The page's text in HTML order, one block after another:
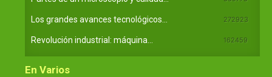
Los grandes avances tecnológicos... 272923
Revolución industrial: máquina... 162459
En Varios